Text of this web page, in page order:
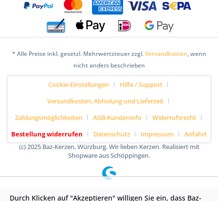
* Alle Preise inkl. gesetzl. Mehrwertsteuer zzgl.Versandkosten, wenn
nicht anders beschrieben
Cookie-Einstellungen
Hilfe / Support
Versandkosten, Abholung und Lieferzeit
Zahlungsmöglichkeiten
AGB-Kundeninfo
Widerrufsrecht
Bestellung widerrufen
Datenschutz Impressum
Anfahrt
(c) 2025 Baz-Kerzen, Würzburg. Wir lieben Kerzen. Realisiert mit
Shopware aus Schöppingen.
Durch Klicken auf "Akzeptieren" willigen Sie ein, dass Baz-